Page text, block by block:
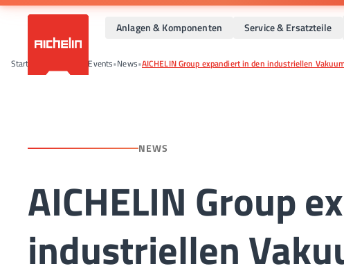
Anlagen & Komponenten Service & Ersatzteile
Startseite News und Events•News•AICHELIN Group expandiert in den industriellen
NEWS
AICHELIN Group
industriellen